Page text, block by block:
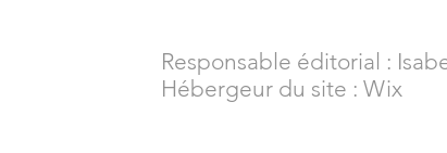
Responsable éditorial :
Hébergeur du site : Wix